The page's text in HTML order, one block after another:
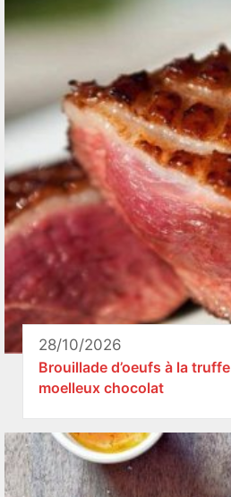
28/10/2026
Brouillade d’oeufs à la
moelleux chocolat